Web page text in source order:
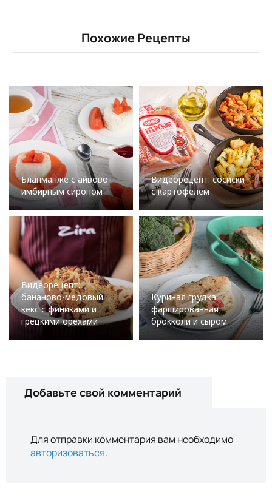
Похожие Рецепты
Бланманже с айвово-
имбирным сиропом
Видеорецепт: сосиски
с картофелем
Видеорецепт:
бананово-медовый
кекс с финиками и
грецкими орехами
Куриная грудка
фаршированная
брокколи и сыром
Добавьте свой комментарий
Для отправки комментария вам необходимо
авторизоваться.